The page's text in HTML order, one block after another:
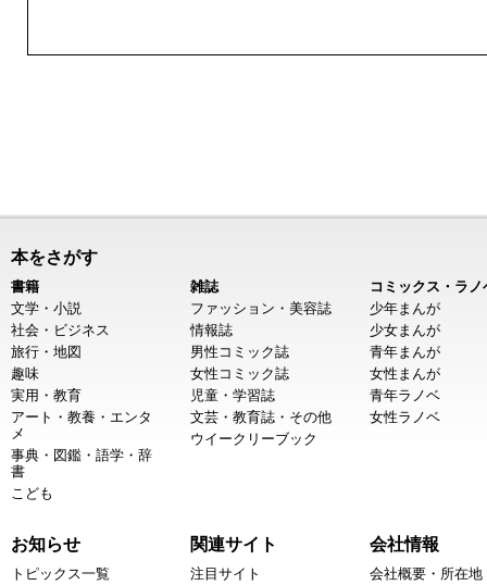
本をさがす
書籍
文学・小説
社会・ビジネス
旅行・地図
趣味
実用・教育
アート・教養・エンタ
メ
事典・図鑑・語学・辞
書
こども
雑誌
ファッション・美容誌
情報誌
男性コミック誌
女性コミック誌
児童・学習誌
文芸・教育誌・その他
ウイークリーブック
コミックス・ラノ
少年まんが
少女まんが
青年まんが
女性まんが
青年ラノベ
女性ラノベ
お知らせ
トピックス一覧
関連サイト
注目サイト
会社情報
会社概要・所在地